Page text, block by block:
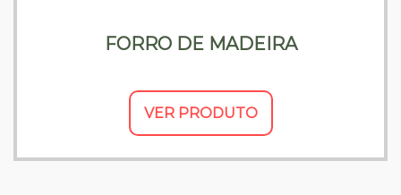
FORRO DE MADEIRA
VER PRODUTO